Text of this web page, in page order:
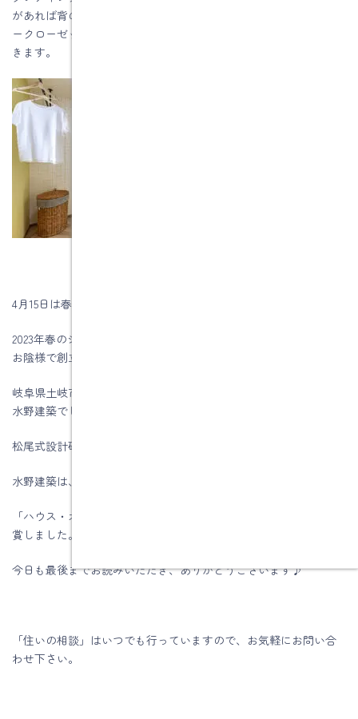
があれば背の高いアイロン台を備えるのも有効ですし、ファミリ
ークローゼットを隣接させれば収納まで一気に済ませることがで
きます。
4月15日は春のショールーム体感フェアです
2023年春のショールーム体感フェアの詳しいことはコチラです
お陰様で創立５8周年を迎える事が出来ました。
岐阜県土岐市、注文住宅＆省エネ・快適・健康リフォーム工事の
水野建築でした。
松尾式設計研修プログラム受講して実践しています。
水野建築は、ZEHビルダー★★★★(四つ星)です
「ハウス・オブ・ザ・イヤー・イン・エナジー2019」優秀賞を受
賞しました。
今日も最後までお読みいただき、ありがとうございます♪
「住いの相談」はいつでも行っていますので、お気軽にお問い合
わせ下さい。